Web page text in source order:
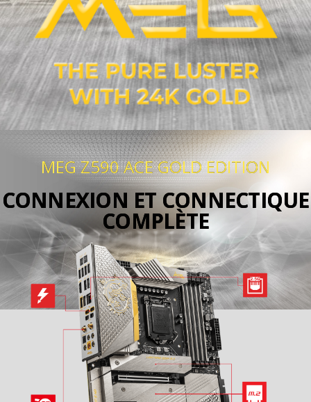
MEG Z590 ACE GOLD EDITION
CONNEXION ET CONNECTIQUE
COMPLÈTE